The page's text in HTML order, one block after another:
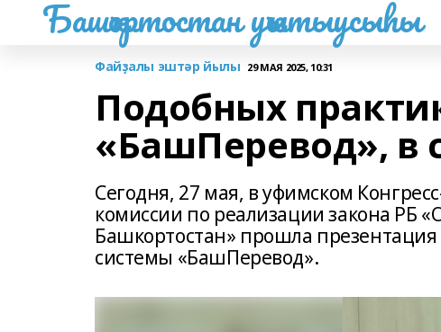
Башҡортостан уҡытыусыһы
Файҙалы эштәр йылы 29 МАЯ 2025, 10:31
Подобных
«БашПеревод», в
Сегодня, 27 мая, в уфимском
комиссии по реализации закона РБ
Башкортостан» прошла
системы «БашПеревод».